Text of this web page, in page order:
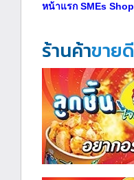
หน้าแรก SMEs Shop
ร้านค้าขายดี